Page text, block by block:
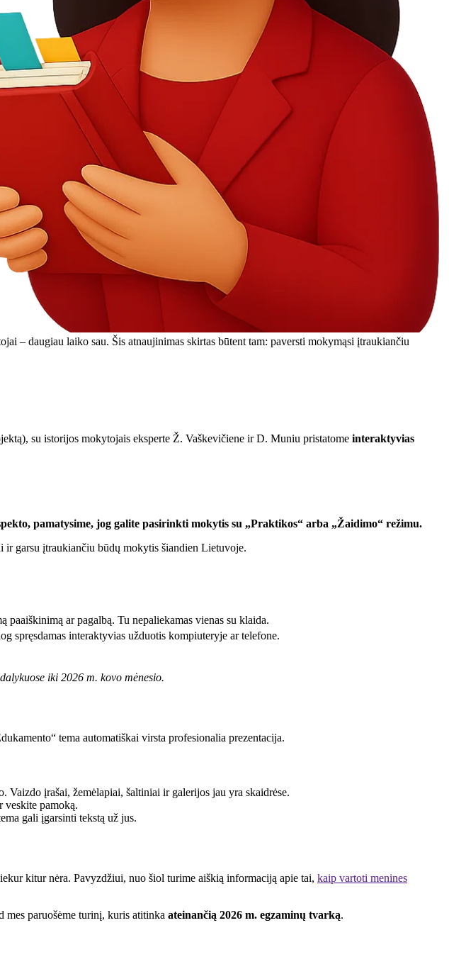
– daugiau laiko sau. Šis atnaujinimas skirtas būtent tam: paversti mokymąsi įtraukiančiu
su istorijos mokytojais eksperte Ž. Vaškevičiene ir D. Muniu pristatome interaktyvias
pamatysime, jog galite pasirinkti mokytis su „Praktikos“ arba „Žaidimo“ režimu.
ir garsu įtraukiančiu būdų mokytis šiandien Lietuvoje.
paaiškinimą ar pagalbą. Tu nepaliekamas vienas su klaida.
spręsdamas interaktyvias užduotis kompiuteryje ar telefone.
iki 2026 m. kovo mėnesio.
tema automatiškai virsta profesionalia prezentacija.
Vaizdo įrašai, žemėlapiai, šaltiniai ir galerijos jau yra skaidrėse.
veskite pamoką.
gali įgarsinti tekstą už jus.
kitur nėra. Pavyzdžiui, nuo šiol turime aiškią informaciją apie tai, kaip vartoti menines
mes paruošėme turinį, kuris atitinka ateinančią 2026 m. egzaminų tvarką.